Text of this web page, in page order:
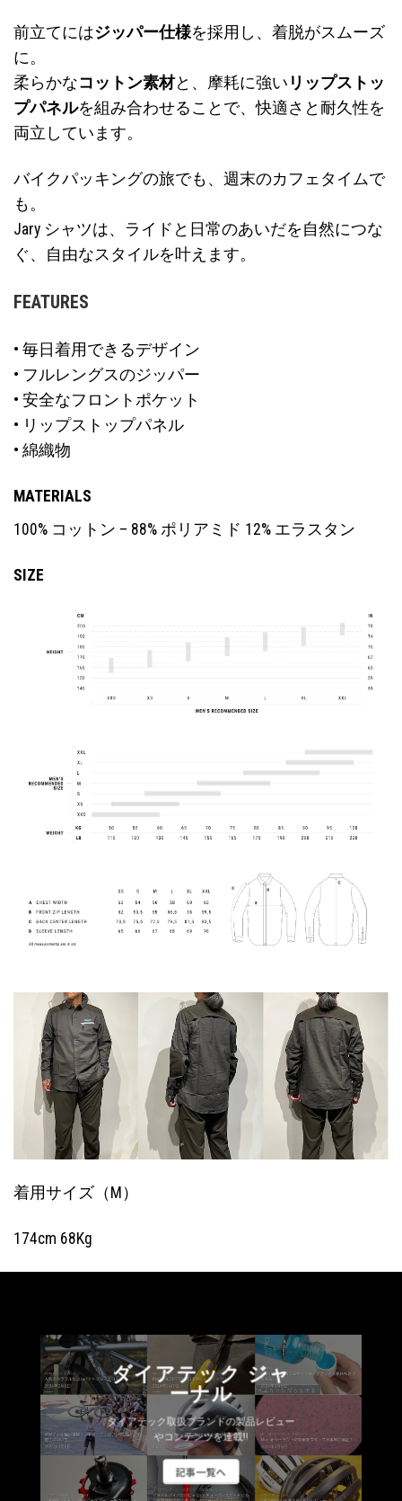
前立てにはジッパー仕様を採用し、着脱がスムーズ
に。
柔らかなコットン素材と、摩耗に強い リップストッ
プパネルを組み合わせることで、快適さと耐久性を
両立しています。
バイクパッキングの旅でも、週末のカフェタイムで
も。
Jary シャツは、ライドと日常のあいだを自然につな
ぐ、自由なスタイルを叶えます。
FEATURES
• 毎日着用できるデザイン
• フルレングスのジッパー
• 安全なフロントポケット
• リップストップパネル
• 綿織物
MATERIALS
100% コットン – 88% ポリアミド 12% エラスタン
SIZE
着用サイズ（M）
174cm 68Kg
ダイアテック ジャ
ーナル
ダイアテック取扱ブランドの製品レビュー
やコンテンツを連載!!
記事一覧へ